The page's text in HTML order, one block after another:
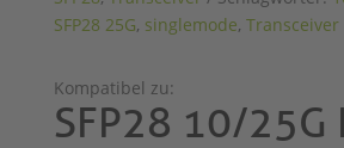
SFP28 25G, singlemode, Transceiver
Kompatibel zu:
SFP28 10/25G